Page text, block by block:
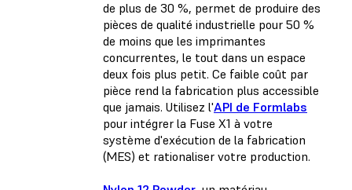
de plus de 30 %, permet de produire des
pièces de qualité industrielle pour 50 %
de moins que les imprimantes
concurrentes, le tout dans un espace
deux fois plus petit. Ce faible coût par
pièce rend la fabrication plus accessible
que jamais. Utilisez l'API de Formlabs
pour intégrer la Fuse X1 à votre
système d'exécution de la fabrication
(MES) et rationaliser votre production.